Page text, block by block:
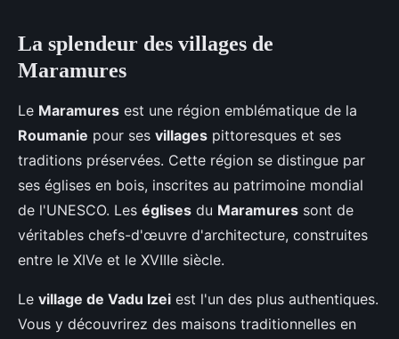
La splendeur des villages de
Maramures
Le Maramures est une région emblématique de la
Roumanie pour ses villages pittoresques et ses
traditions préservées. Cette région se distingue par
ses églises en bois, inscrites au patrimoine mondial
de l'UNESCO. Les églises du Maramures sont de
véritables chefs-d'œuvre d'architecture, construites
entre le XIVe et le XVIIIe siècle.
Le village de Vadu Izei est l'un des plus authentiques.
Vous y découvrirez des maisons traditionnelles en